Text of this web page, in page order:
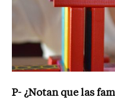
P- ¿Notan que las